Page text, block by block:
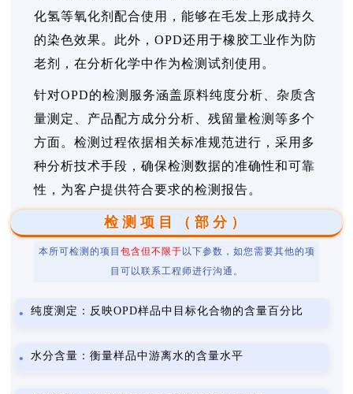
化氢等氧化剂配合使用，能够在毛发上形成持久
的染色效果。此外，OPD还用于橡胶工业作为防
老剂，在分析化学中作为检测试剂使用。
针对OPD的检测服务涵盖原料纯度分析、杂质含
量测定、产品配方成分分析、残留量检测等多个
方面。检测过程依据相关标准规范进行，采用多
种分析技术手段，确保检测数据的准确性和可靠
性，为客户提供符合要求的检测报告。
检测项目（部分）
本所可检测的项目 包含但不限于 以下参数，如您需要其他的项
目可以联系工程师进行沟通。
纯度测定：反映OPD样品中目标化合物的含量百分比
水分含量：衡量样品中游离水的含量水平